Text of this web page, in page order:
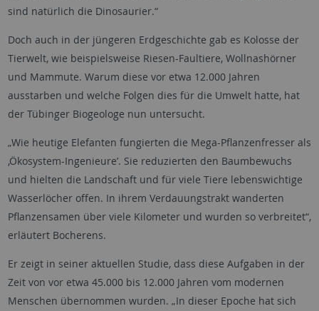
sind natürlich die Dinosaurier.“
Doch auch in der jüngeren Erdgeschichte gab es Kolosse der
Tierwelt, wie beispielsweise Riesen-Faultiere, Wollnashörner
und Mammute. Warum diese vor etwa 12.000 Jahren
ausstarben und welche Folgen dies für die Umwelt hatte, hat
der Tübinger Biogeologe nun untersucht.
„Wie heutige Elefanten fungierten die Mega-Pflanzenfresser als
‚Ökosystem-Ingenieure’. Sie reduzierten den Baumbewuchs
und hielten die Landschaft und für viele Tiere lebenswichtige
Wasserlöcher offen. In ihrem Verdauungstrakt wanderten
Pflanzensamen über viele Kilometer und wurden so verbreitet“,
erläutert Bocherens.
Er zeigt in seiner aktuellen Studie, dass diese Aufgaben in der
Zeit von vor etwa 45.000 bis 12.000 Jahren vom modernen
Menschen übernommen wurden. „In dieser Epoche hat sich